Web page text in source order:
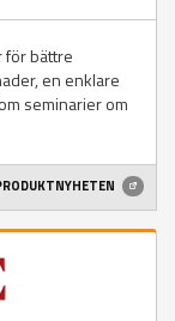
för bättre
en enklare
seminarier om